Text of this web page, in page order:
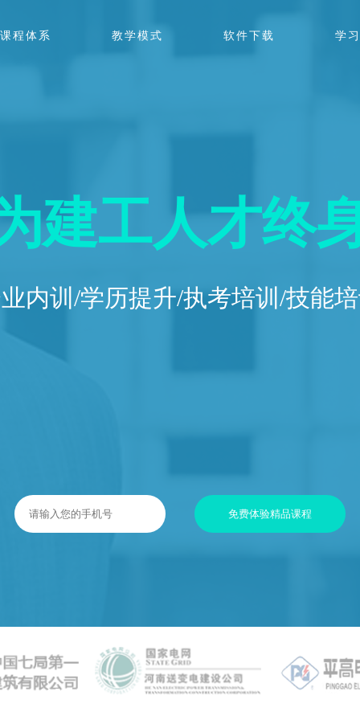
课程体系 教学模式 软件下载 学
建工人才终
内训/学历提升/执考培训/技能